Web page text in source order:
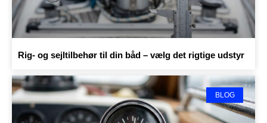
Rig- og sejltilbehør til din båd – vælg det rigtige udstyr
BLOG